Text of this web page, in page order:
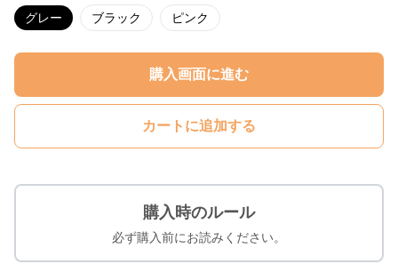
グレー ブラック ピンク
購入画面に進む
カートに追加する
購入時のルール
必ず購入前にお読みください。